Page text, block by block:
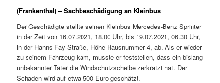
(Frankenthal) – Sachbeschädigung an Kleinbus
Der Geschädigte stellte seinen Kleinbus Mercedes-Benz Sprinter
in der Zeit von 16.07.2021, 18.00 Uhr, bis 19.07.2021, 06.30 Uhr,
in der Hanns-Fay-Straße, Höhe Hausnummer 4, ab. Als er wieder
zu seinem Fahrzeug kam, musste er feststellen, dass ein bislang
unbekannter Täter die Windschutzscheibe zerkratzt hat. Der
Schaden wird auf etwa 500 Euro geschätzt.